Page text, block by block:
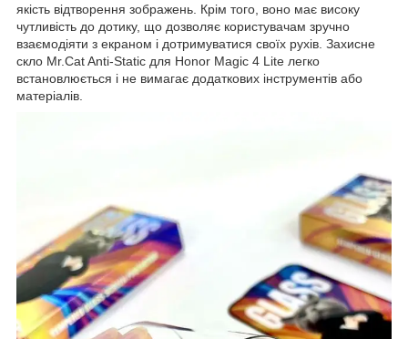
якість відтворення зображень. Крім того, воно має високу
чутливість до дотику, що дозволяє користувачам зручно
взаємодіяти з екраном і дотримуватися своїх рухів. Захисне
скло Mr.Cat Anti-Static для Honor Magic 4 Lite легко
встановлюється і не вимагає додаткових інструментів або
матеріалів.